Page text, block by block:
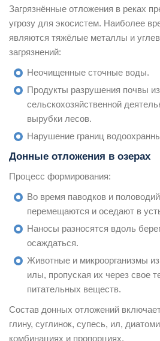
Загрязнённые отложения в реках
угрозу для экосистем. Наиболее
являются тяжёлые металлы и
загрязнений:
Неочищенные сточные воды.
Продукты разрушения почвы
сельскохозяйственной
вырубки лесов.
Нарушение границ
Донные отложения в озерах
Процесс формирования:
Во время паводков и
перемещаются и оседают в
Наносы разносятся вдоль
осаждаться.
Животные и микроорганизмы
илы, пропуская их через свое
питательных веществ.
Состав донных отложений включает
глину, суглинок, супесь, ил,
комбинациях и пропорциях.